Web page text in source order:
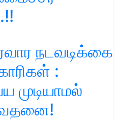
நடவடிக்கை
:
முடியாமல்